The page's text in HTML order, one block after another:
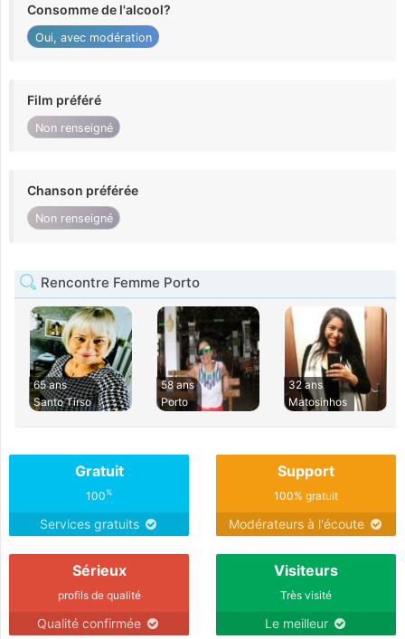
Consomme de l'alcool?
Oui, avec modération
Film préféré
Non renseigné
Chanson préférée
Non renseigné
Rencontre Femme Porto
65 ans
Santo Tirso
58 ans
Porto
32 ans
Matosinhos
Gratuit
100%
Services gratuits
Support
100% gratuit
Modérateurs à l'écoute
Sérieux
profils de qualité
Qualité confirmée
Visiteurs
Très visité
Le meilleur